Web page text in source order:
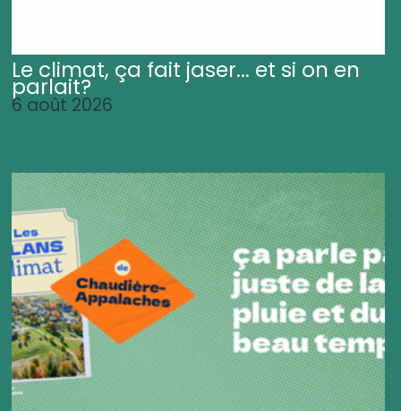
Le climat, ça fait jaser... et si on en
parlait?
6 août 2026